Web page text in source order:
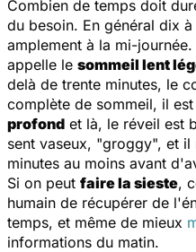
Combien de temps doit
du besoin. En général dix
amplement à la mi-
appelle le sommeil lent
delà de trente minutes, le
complète de sommeil, il
profond et là, le réveil est
sent vaseux, "groggy", et il
minutes au moins avant
Si on peut faire la sieste,
humain de récupérer de
temps, et même de mieux
informations du matin.